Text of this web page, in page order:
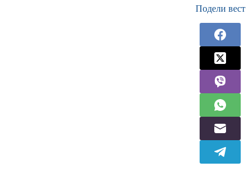
Подели вест